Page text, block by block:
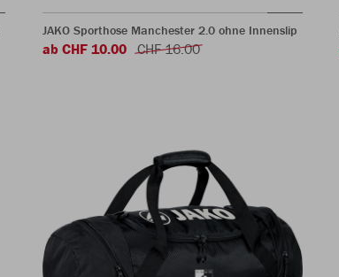
JAKO Sporthose Manchester 2.0 ohne Innenslip
ab CHF 10.00 CHF 16.00